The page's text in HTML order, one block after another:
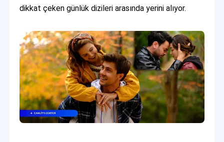
dikkat çeken günlük dizileri arasında yerini alıyor.